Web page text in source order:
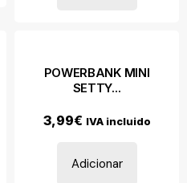
POWERBANK MINI
SETTY...
3,99€ IVA incluido
Adicionar